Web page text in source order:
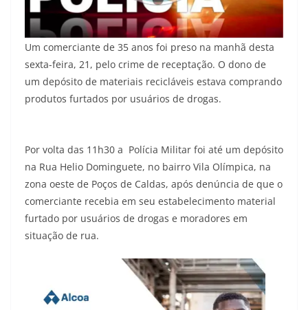
Um comerciante de 35 anos foi preso na manhã desta
sexta-feira, 21, pelo crime de receptação. O dono de
um depósito de materiais recicláveis estava comprando
produtos furtados por usuários de drogas.
Por volta das 11h30 a Polícia Militar foi até um depósito
na Rua Helio Dominguete, no bairro Vila Olímpica, na
zona oeste de Poços de Caldas, após denúncia de que o
comerciante recebia em seu estabelecimento material
furtado por usuários de drogas e moradores em
situação de rua.